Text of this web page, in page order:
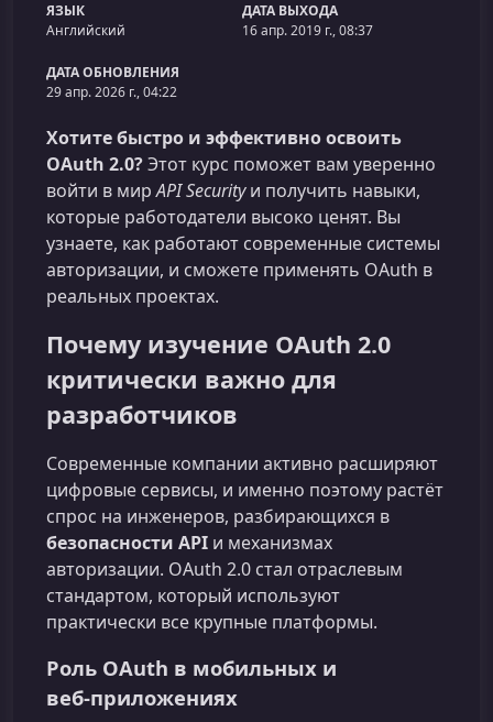
ЯЗЫК
Английский
ДАТА ВЫХОДА
16 апр. 2019 г., 08:37
ДАТА ОБНОВЛЕНИЯ
29 апр. 2026 г., 04:22
Хотите быстро и эффективно освоить
OAuth 2.0?Этот курс поможет вам уверенно
войти в мирAPI Securityи получить навыки,
которые работодатели высоко ценят. Вы
узнаете, как работают современные системы
авторизации, и сможете применять OAuth в
реальных проектах.
Почему изучение OAuth 2.0
критически важно для
разработчиков
Современные компании активно расширяют
цифровые сервисы, и именно поэтому растёт
спрос на инженеров, разбирающихся в
безопасности API и механизмах
авторизации. OAuth 2.0 стал отраслевым
стандартом, который используют
практически все крупные платформы.
Роль OAuth в мобильных и
веб‑приложениях